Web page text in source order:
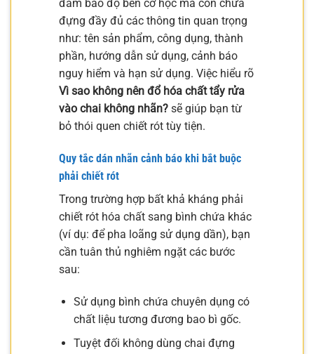
đảm bảo độ bền cơ học mà còn chứa
đựng đầy đủ các thông tin quan trọng
như: tên sản phẩm, công dụng, thành
phần, hướng dẫn sử dụng, cảnh báo
nguy hiểm và hạn sử dụng. Việc hiểu rõ
Vì sao không nên đổ hóa chất tẩy rửa
vào chai không nhãn? sẽ giúp bạn từ
bỏ thói quen chiết rót tùy tiện.
Quy tắc dán nhãn cảnh báo khi bắt buộc
phải chiết rót
Trong trường hợp bất khả kháng phải
chiết rót hóa chất sang bình chứa khác
(ví dụ: để pha loãng sử dụng dần), bạn
cần tuân thủ nghiêm ngặt các bước
sau:
Sử dụng bình chứa chuyên dụng có
chất liệu tương đương bao bì gốc.
Tuyệt đối không dùng chai đựng